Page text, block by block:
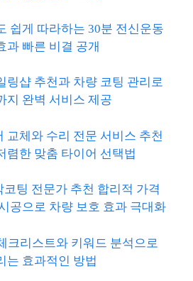
쉽게 따라하는 30분 전신운동
과 빠른 비결 공개
링샵 추천과 차량 코팅 관리로
지 완벽 서비스 제공
교체와 수리 전문 서비스 추천
렴한 맞춤 타이어 선택법
팅 전문가 추천 합리적 가격
공으로 차량 보호 효과 극대화
크리스트와 키워드 분석으로
는 효과적인 방법